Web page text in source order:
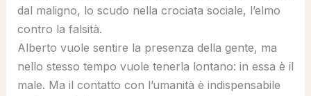
dal maligno, lo scudo nella crociata sociale, l’elmo
contro la falsità.
Alberto vuole sentire la presenza della gente, ma
nello stesso tempo vuole tenerla lontano: in essa è il
male. Ma il contatto con l’umanità è indispensabile